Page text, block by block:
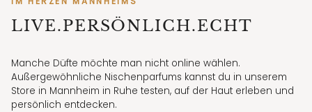
LIVE.PERSÖNLICH.ECHT
Manche Düfte möchte man nicht online wählen.
Außergewöhnliche Nischenparfums kannst du in unserem
Store in Mannheim in Ruhe testen, auf der Haut erleben und
persönlich entdecken.